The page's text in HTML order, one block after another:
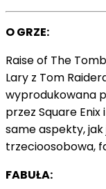
O GRZE:
Raise of The
Lary z Tom
wyprodukowana
przez Square
same aspekty,
trzecioosobowa,
FABUŁA: